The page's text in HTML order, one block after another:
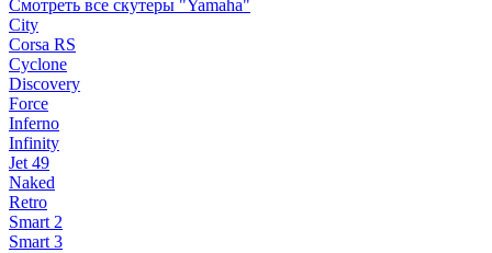
Смотреть все скутеры "Yamaha"
City
Corsa RS
Cyclone
Discovery
Force
Inferno
Infinity
Jet 49
Naked
Retro
Smart 2
Smart 3